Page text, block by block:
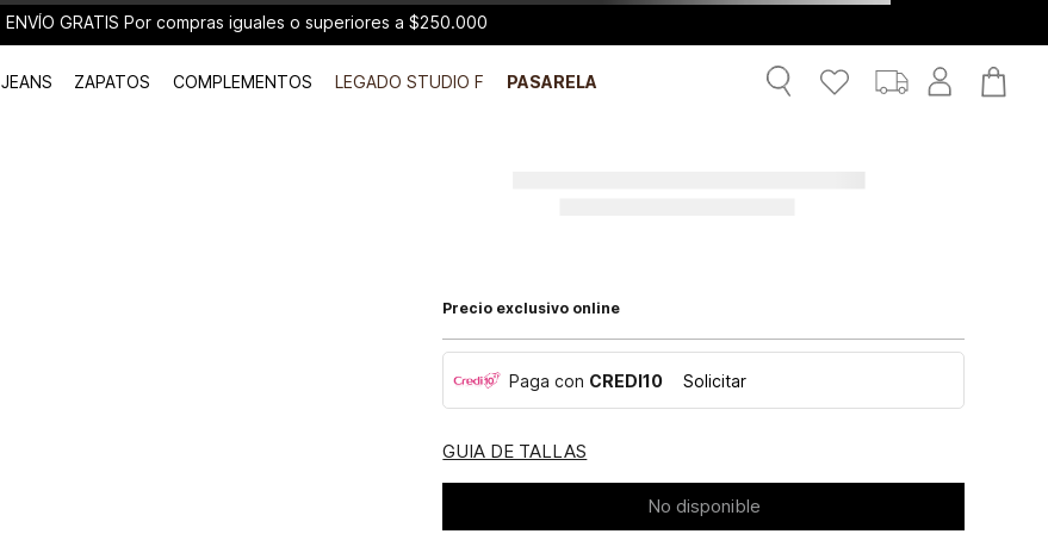
ENVÍO GRATIS Por compras iguales o superiores a $250.000
JEANS ZAPATOS COMPLEMENTOS LEGADO STUDIO F PASARELA
Precio exclusivo online
Paga con CREDI10 Solicitar
GUIA DE TALLAS
No disponible